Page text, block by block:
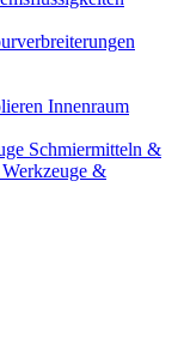
Innenraum
Schmiermitteln &
&